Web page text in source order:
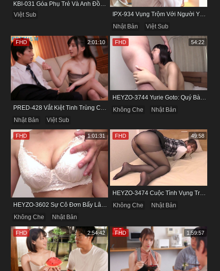
KBI-031 Góa Phụ Trẻ Và Anh Đồng Nghiệp Cũ
Việt Sub
IPX-934 Vụng Trộm Với Người Yêu Cũ Trong Khách Sạn
Nhật Bản
Việt Sub
PRED-428 Vắt Kiệt Tinh Trùng Của Bạn Trai Để Chừa Thói Lăng Nhăng
Nhật Bản
Việt Sub
FHD 2:01:10
HEYZO-3744 Yurie Goto: Quý Bà Dâm Phụ & Cơn Cuồng Si Mùi Buồi Khắm
Không Che
Nhật Bản
FHD 54:22
Không Che
Nhật Bản
FHD 1:01:31
Không Che
Nhật Bản
FHD 49:58
FHD 2:54:42 FHD 1:59:57